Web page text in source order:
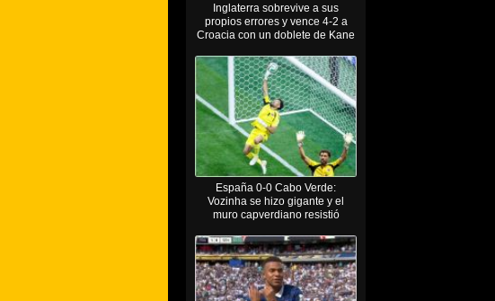
Inglaterra sobrevive a sus
propios errores y vence 4-2 a
Croacia con un doblete de Kane
España 0-0 Cabo Verde:
Vozinha se hizo gigante y el
muro capverdiano resistió